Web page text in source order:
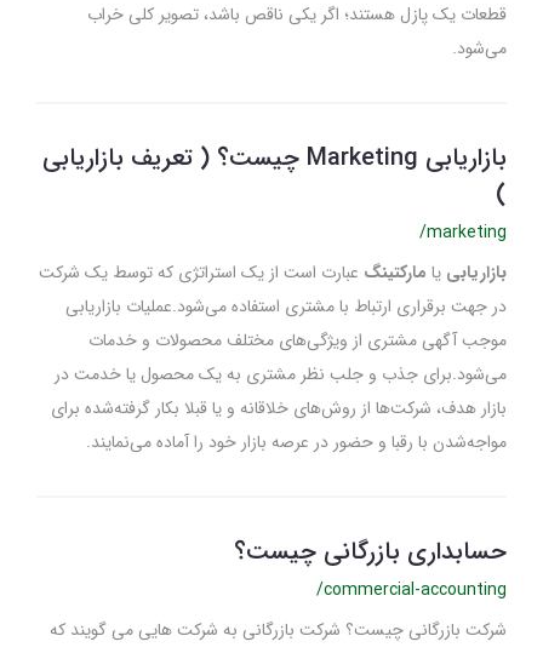
قطعات یک پازل هستند؛ اگر یکی ناقص باشد، تصویر کلی خراب
می‌شود.
بازاریابی Marketing چیست؟ ( تعریف بازاریابی
/marketing
بازاریابییا مارکتینگعبارت است از یک استراتژی که توسط یک شرکت
در جهت برقراری ارتباط با مشتری استفاده می‌شود.عملیات بازاریابی
موجب آگهی مشتری از ویژگی‌های مختلف محصولات و خدمات
می‌شود.برای جذب و جلب نظر مشتری به یک محصول یا خدمت در
بازار هدف، شرکت‌ها از روش‌های خلاقانه و یا قبلا بکار گرفته‌شده برای
مواجه‌شدن با رقبا و حضور در عرصه بازار خود را آماده می‌نمایند.
حسابداری بازرگانی چیست؟
/commercial-accounting
شرکت بازرگانی چیست؟ شرکت بازرگانی به شرکت هایی می گویند که